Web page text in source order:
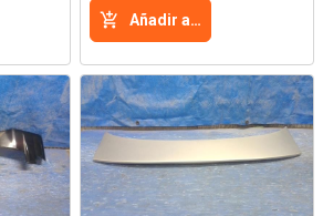
Añadir a la cesta